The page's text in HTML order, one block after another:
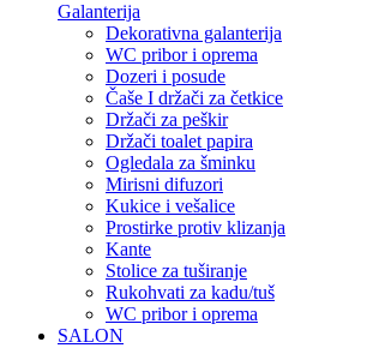
Galanterija
Dekorativna galanterija
WC pribor i oprema
Dozeri i posude
Čaše I držači za četkice
Držači za peškir
Držači toalet papira
Ogledala za šminku
Mirisni difuzori
Kukice i vešalice
Prostirke protiv klizanja
Kante
Stolice za tuširanje
Rukohvati za kadu/tuš
WC pribor i oprema
SALON